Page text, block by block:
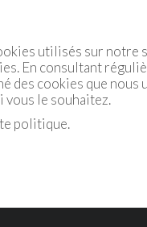
utilisés sur notre
En consultant
des cookies que
vous le souhaitez.
politique.